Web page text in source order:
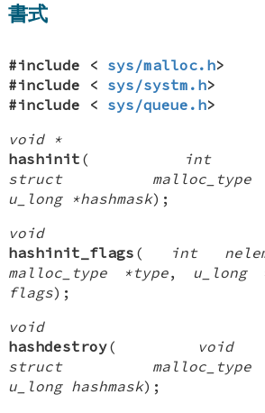
書式
#include < sys/malloc.h>
#include < sys/systm.h>
#include < sys/queue.h>
void *
hashinit ( int
struct
u_long *hashmask);
void
hashinit_flags ( int
malloc_type *type, u_long
flags);
void
hashdestroy( void
struct
u_long hashmask);